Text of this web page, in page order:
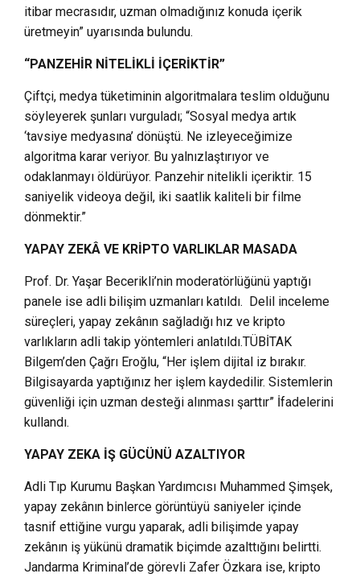
itibar mecrasıdır, uzman olmadığınız konuda içerik
üretmeyin” uyarısında bulundu.
“PANZEHİR NİTELİKLİ İÇERİKTİR”
Çiftçi, medya tüketiminin algoritmalara teslim olduğunu
söyleyerek şunları vurguladı; “Sosyal medya artık
‘tavsiye medyasına’ dönüştü. Ne izleyeceğimize
algoritma karar veriyor. Bu yalnızlaştırıyor ve
odaklanmayı öldürüyor. Panzehir nitelikli içeriktir. 15
saniyelik videoya değil, iki saatlik kaliteli bir filme
dönmektir.”
YAPAY ZEKÂ VE KRİPTO VARLIKLAR MASADA
Prof. Dr. Yaşar Becerikli’nin moderatörlüğünü yaptığı
panele ise adli bilişim uzmanları katıldı. Delil inceleme
süreçleri, yapay zekânın sağladığı hız ve kripto
varlıkların adli takip yöntemleri anlatıldı.TÜBİTAK
Bilgem’den Çağrı Eroğlu, “Her işlem dijital iz bırakır.
Bilgisayarda yaptığınız her işlem kaydedilir. Sistemlerin
güvenliği için uzman desteği alınması şarttır” İfadelerini
kullandı.
YAPAY ZEKA İŞ GÜCÜNÜ AZALTIYOR
Adli Tıp Kurumu Başkan Yardımcısı Muhammed Şimşek,
yapay zekânın binlerce görüntüyü saniyeler içinde
tasnif ettiğine vurgu yaparak, adli bilişimde yapay
zekânın iş yükünü dramatik biçimde azalttığını belirtti.
Jandarma Kriminal’de görevli Zafer Özkara ise, kripto